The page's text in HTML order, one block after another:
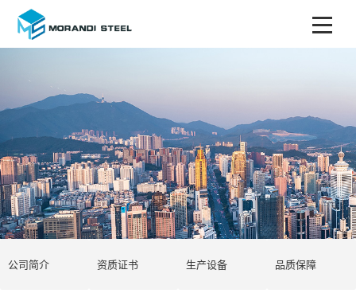
公司简介 资质证书 生产设备 品质保障